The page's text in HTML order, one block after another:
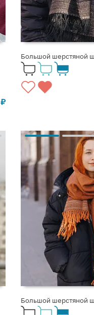
₽
Большой шерстяной
Большой шерстяной